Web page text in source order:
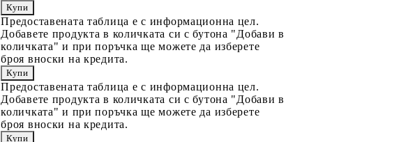
Предоставената таблица е с информационна цел.
Добавете продукта в количката си с бутона "Добави в
количката" и при поръчка ще можете да изберете
броя вноски на кредита.
Предоставената таблица е с информационна цел.
Добавете продукта в количката си с бутона "Добави в
количката" и при поръчка ще можете да изберете
броя вноски на кредита.